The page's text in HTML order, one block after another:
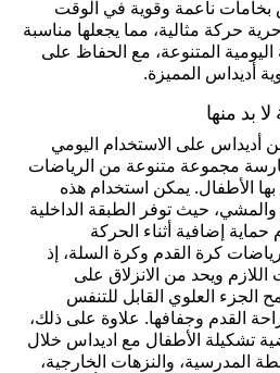
بخامات ناعمة وقوية في الوقت
حركة مثالية، مما يجعلها مناسبة
المتنوعة، مع الحفاظ على
أديداس المميزة.
بد منها
أديداس على الاستخدام اليومي
مجموعة متنوعة من الرياضات
بها الأطفال. يمكن استخدام هذه
حيث توفر الطبقة الداخلية
حماية إضافية أثناء الحركة
كرة القدم وكرة السلة، إذ
ويحد من الانزلاق على
الجزء العلوي القابل للتنفس
القدم وجفافها. علاوة على ذلك،
تشكيلة الأطفال مع اديداس خلال
المدرسية، والنزهات الخارجية،